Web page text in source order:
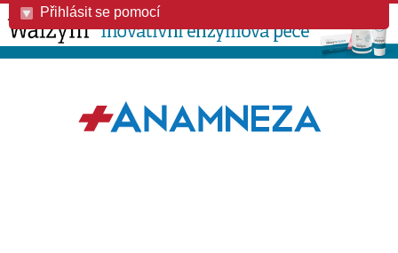
Přihlásit se pomocí